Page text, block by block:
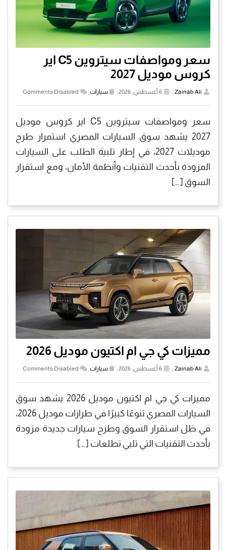
سعر ومواصفات سيتروين C5 اير
كروس موديل 2027
Zainab Ali
, سيارات,
Comments Disabled
سعر ومواصفات سيتروين C5 اير كروس موديل
2027 يشهد سوق السيارات المصري استمرار طرح
موديلات 2027، في إطار تلبية الطلب على السيارات
المزودة بأحدث التقنيات وأنظمة الأمان، ومع استقرار
السوق […]
مميزات كي جي ام اكتيون موديل 2026
Zainab Ali سيارات Comments Disabled
مميزات كي جي ام اكتيون موديل 2026 يشهد سوق
السيارات المصري تنوعًا كبيرًا في طرازات موديل 2026،
في ظل استقرار السوق وطرح سيارات جديدة مزودة
بأحدث التقنيات التي تلبي تطلعات […]